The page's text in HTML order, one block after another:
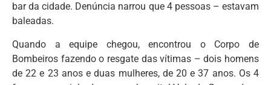
bar da cidade. Denúncia narrou que 4 pessoas – estavam
baleadas.
Quando a equipe chegou, encontrou o Corpo de
Bombeiros fazendo o resgate das vítimas – dois homens
de 22 e 23 anos e duas mulheres, de 20 e 37 anos. Os 4